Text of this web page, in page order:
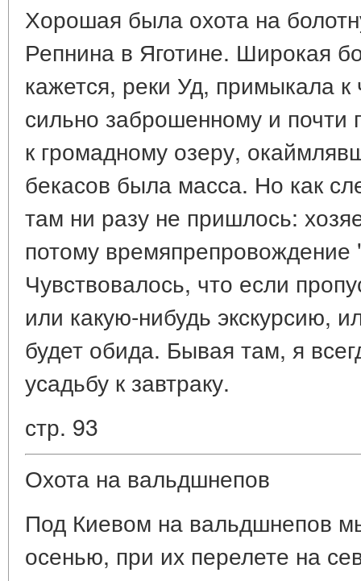
Хорошая была охота на
Репнина в Яготине. Широкая
кажется, реки Уд, примыкала к
сильно заброшенному и почти
к громадному озеру,
бекасов была масса. Но как
там ни разу не пришлось:
потому
Чувствовалось, что если
или какую-нибудь экскурсию,
будет обида. Бывая там, я
усадьбу к завтраку.
стр. 93
Охота на вальдшнепов
Под Киевом на вальдшнепов
осенью, при их перелете на